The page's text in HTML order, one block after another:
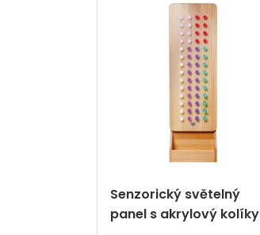
Senzorický světelný
panel s akrylový kolíky